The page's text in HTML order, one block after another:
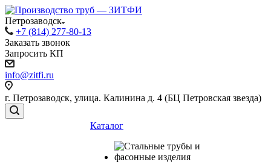
Петрозаводск
+7 (814) 277-80-13
Заказать звонок
Запросить КП
info@zitfi.ru
г. Петрозаводск, улица. Калинина д. 4 (БЦ Петровская звезда)
Каталог